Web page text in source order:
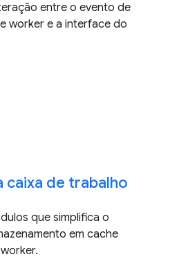
entre o evento de
worker e a interface do
caixa de trabalho
que simplifica o
em cache